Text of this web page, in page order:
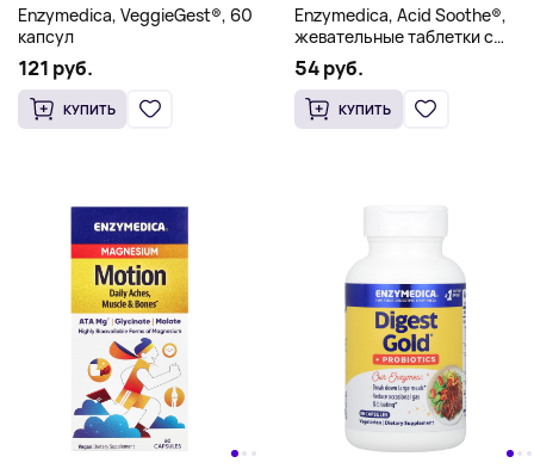
Enzymedica, VeggieGest®, 60
капсул
121 руб.
КУПИТЬ
Enzymedica, Acid Soothe®,
жевательные таблетки с
ягодами, 60 таблеток
54 руб.
КУПИТЬ